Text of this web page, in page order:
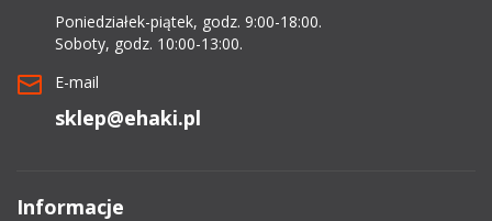
Poniedziałek-piątek, godz. 9:00-18:00.
Soboty, godz. 10:00-13:00.
E-mail
sklep@ehaki.pl
Informacje